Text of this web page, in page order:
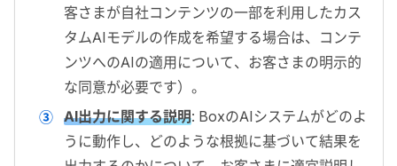
客さまが自社コンテンツの一部を利用したカス
タムAIモデルの作成を希望する場合は、コンテ
ンツへのAIの適用について、お客さまの明示的
な同意が必要です）。
AI出力に関する説明: BoxのAIシステムがどのよ
うに動作し、どのような根拠に基づいて結果を